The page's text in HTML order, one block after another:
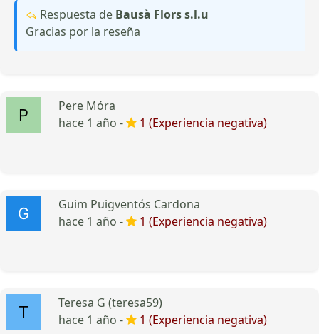
Respuesta de Bausà Flors s.l.u
Gracias por la reseña
Pere Móra
hace 1 año -
1 (Experiencia negativa)
Guim Puigventós Cardona
hace 1 año -
1 (Experiencia negativa)
Teresa G (teresa59)
hace 1 año -
1 (Experiencia negativa)